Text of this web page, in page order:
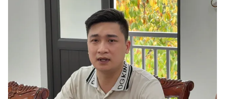
® Cấm sao chép dưới mọi hình thức nếu không có sự chấp
thuận bằng văn bản. Ghi rõ nguồn VTV.vn khi phát hành lại
thông tin từ website này.